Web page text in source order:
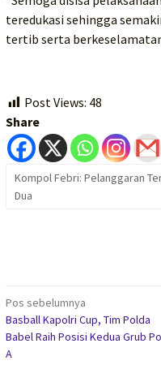
teredukasi sehingga
tertib serta
Post Views: 48
Share
Kompol Febri: Pelanggaran
Dua
Navigasi
pos
Pos sebelumnya
Basball Kapolri Cup, Tim Polda
Babel Raih Posisi Kedua Grub
A